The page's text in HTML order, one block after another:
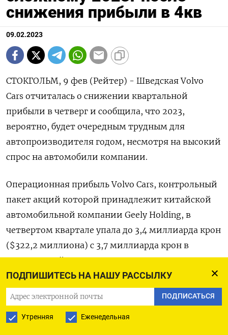
ПОДПИШИТЕСЬ НА НАШУ РАССЫЛКУ
ПОДПИСАТЬСЯ
Утренняя Еженедельная
снижения прибыли в 4кв
09.02.2023
СТОКГОЛЬМ, 9 фев (Рейтер) - Шведская Volvo
Cars отчиталась о снижении квартальной
прибыли в четверг и сообщила, что 2023,
вероятно, будет очередным трудным для
автопроизводителя годом, несмотря на высокий
спрос на автомобили компании.
Операционная прибыль Volvo Cars, контрольный
пакет акций которой принадлежит китайской
автомобильной компании Geely Holding, в
четвертом квартале упала до 3,4 миллиарда крон
($322,2 миллиона) с 3,7 миллиарда крон в
аналогичный период 2021 года из-за роста цен
на литий, необходимости покупать компоненты
на спотовом рынке и проблем в логистике.
Акции компании к 13:10 МСК выросли на 0,35%,